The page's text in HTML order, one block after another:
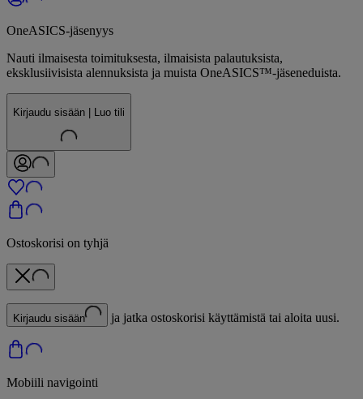
OneASICS-jäsenyys
Nauti ilmaisesta toimituksesta, ilmaisista palautuksista,
eksklusiivisista alennuksista ja muista OneASICS™-jäseneduista.
Kirjaudu sisään | Luo tili
Ostoskorisi on tyhjä
Kirjaudu sisään ja jatka ostoskorisi käyttämistä tai aloita uusi.
Mobiili navigointi